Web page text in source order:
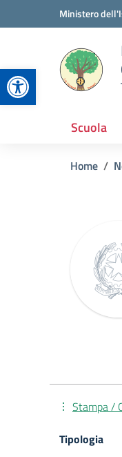
Apri la barra
Vai ai contenuti
Vai al menu di navigazione
Ministero
Scuola
Home
Stampa /
Tipologia